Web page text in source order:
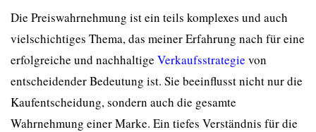
Die Preiswahrnehmung ist ein teils komplexes und auch
vielschichtiges Thema, das meiner Erfahrung nach für eine
erfolgreiche und nachhaltige Verkaufsstrategie von
entscheidender Bedeutung ist. Sie beeinflusst nicht nur die
Kaufentscheidung, sondern auch die gesamte
Wahrnehmung einer Marke. Ein tiefes Verständnis für die